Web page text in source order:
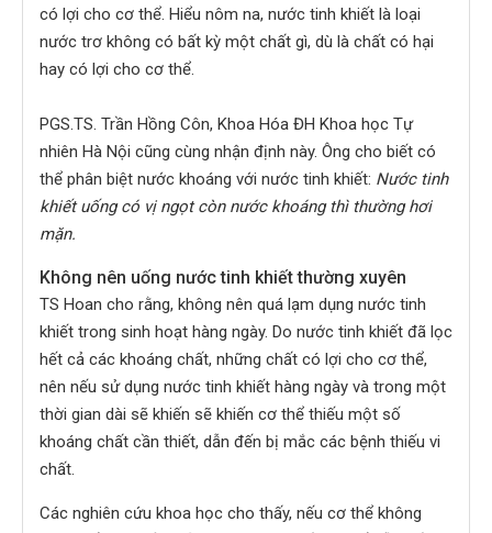
có lợi cho cơ thể. Hiểu nôm na, nước tinh khiết là loại
nước trơ không có bất kỳ một chất gì, dù là chất có hại
hay có lợi cho cơ thể.
PGS.TS. Trần Hồng Côn, Khoa Hóa ĐH Khoa học Tự
nhiên Hà Nội cũng cùng nhận định này. Ông cho biết có
thể phân biệt nước khoáng với nước tinh khiết: Nước tinh
khiết uống có vị ngọt còn nước khoáng thì thường hơi
mặn.
Không nên uống nước tinh khiết thường xuyên
TS Hoan cho rằng, không nên quá lạm dụng nước tinh
khiết trong sinh hoạt hàng ngày. Do nước tinh khiết đã lọc
hết cả các khoáng chất, những chất có lợi cho cơ thể,
nên nếu sử dụng nước tinh khiết hàng ngày và trong một
thời gian dài sẽ khiến sẽ khiến cơ thể thiếu một số
khoáng chất cần thiết, dẫn đến bị mắc các bệnh thiếu vi
chất.
Các nghiên cứu khoa học cho thấy, nếu cơ thể không